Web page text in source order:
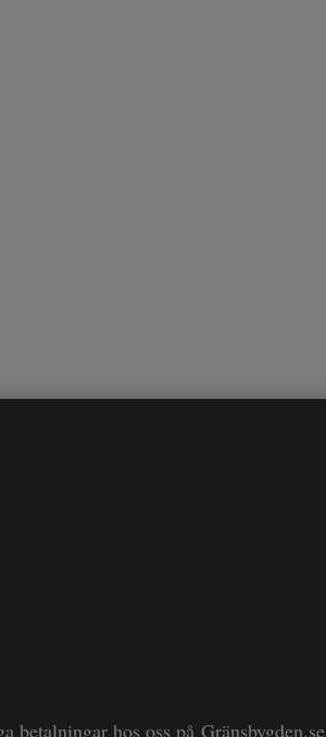
betalningar hos oss på Gränsbygden.se